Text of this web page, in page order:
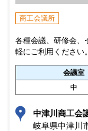
商工会議所
各種会議、研修会、
軽にご利用ください。
会議室
中
中津川商工会
岐阜県中津川